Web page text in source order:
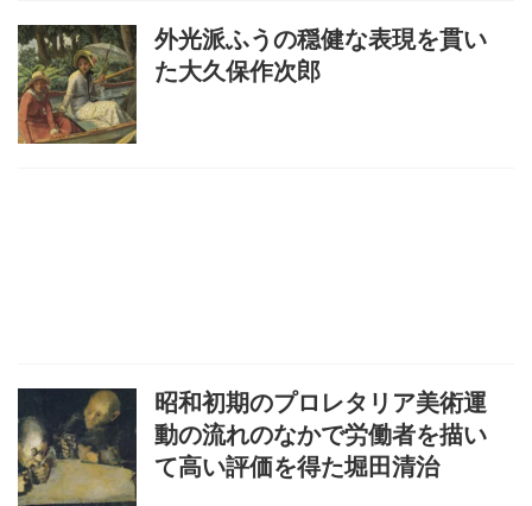
外光派ふうの穏健な表現を貫い
た大久保作次郎
昭和初期のプロレタリア美術運
動の流れのなかで労働者を描い
て高い評価を得た堀田清治